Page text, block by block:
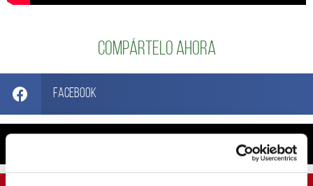
Compártelo ahora
Facebook